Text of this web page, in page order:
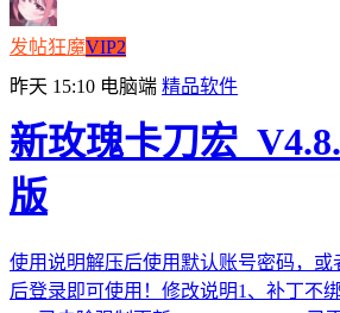
发帖狂魔VIP2
昨天 15:10 电脑端 精品软件
新玫瑰卡刀宏
版
使用说明解压后使用默认账号密码，
后登录即可使用！修改说明1、补丁不